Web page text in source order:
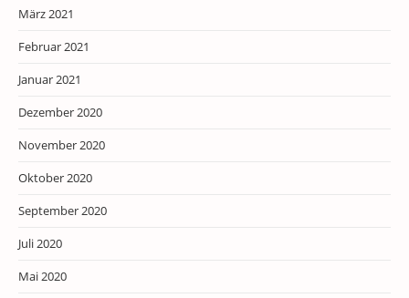
März 2021
Februar 2021
Januar 2021
Dezember 2020
November 2020
Oktober 2020
September 2020
Juli 2020
Mai 2020